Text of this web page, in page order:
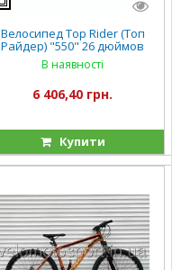
Велосипед Top Rider (Топ
Райдер) "550" 26 дюймов
В наявності
6 406,40 грн.
Купити